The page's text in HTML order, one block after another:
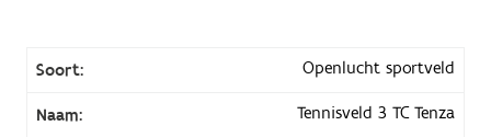
Soort: Openlucht sportveld
Naam: Tennisveld 3 TC Tenza